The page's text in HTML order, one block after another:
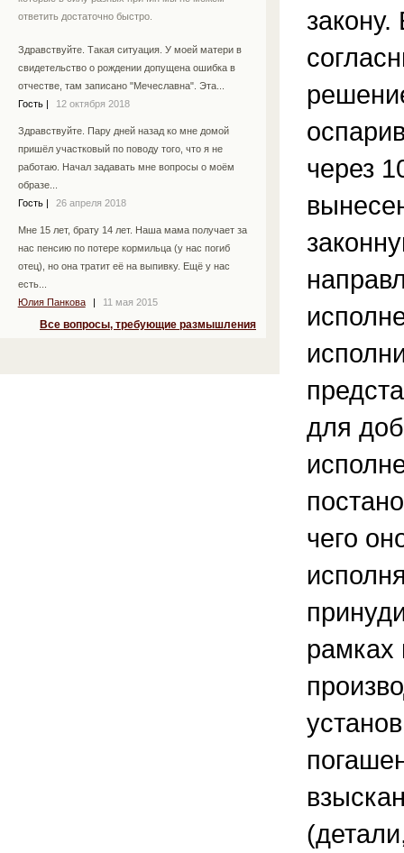
ответить достаточно быстро.
Здравствуйте. Такая ситуация. У моей матери в
свидетельство о рождении допущена ошибка в
отчестве, там записано "Мечеславна". Эта...
Гость
12 октября 2018
Здравствуйте. Пару дней назад ко мне домой
пришёл участковый по поводу того, что я не
работаю. Начал задавать мне вопросы о моём
образе...
Гость
26 апреля 2018
Мне 15 лет, брату 14 лет. Наша мама получает за
нас пенсию по потере кормильца (у нас погиб
отец), но она тратит её на выпивку. Ещё у нас
есть...
Юлия Панкова
11 мая 2015
Все вопросы, требующие размышления
через
для
чего
рамках